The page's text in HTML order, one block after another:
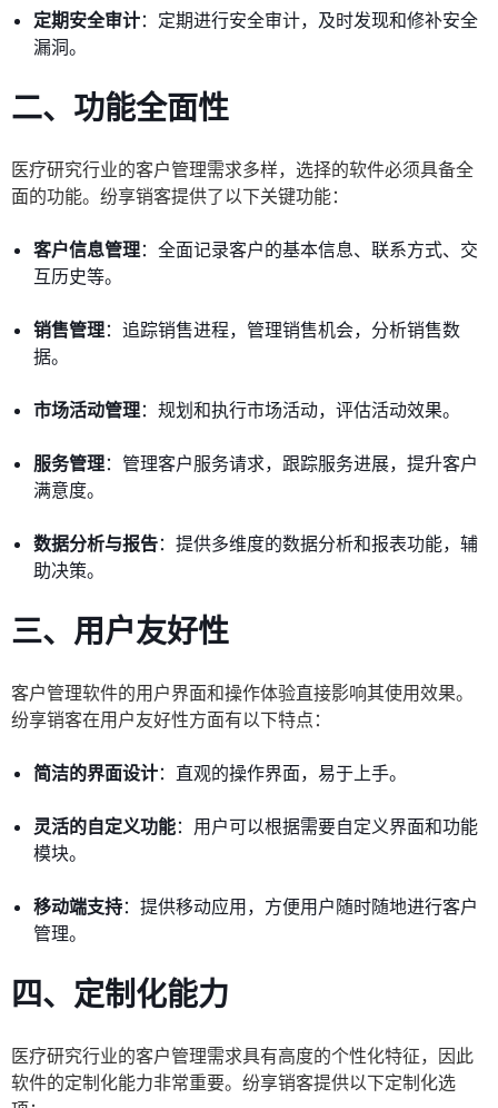
定期安全审计：定期进行安全审计，及时发现和修补安全
漏洞。
二、功能全面性
医疗研究行业的客户管理需求多样，选择的软件必须具备全
面的功能。纷享销客提供了以下关键功能：
客户信息管理：全面记录客户的基本信息、联系方式、交
互历史等。
销售管理：追踪销售进程，管理销售机会，分析销售数
据。
市场活动管理：规划和执行市场活动，评估活动效果。
服务管理：管理客户服务请求，跟踪服务进展，提升客户
满意度。
数据分析与报告：提供多维度的数据分析和报表功能，辅
助决策。
三、用户友好性
客户管理软件的用户界面和操作体验直接影响其使用效果。
纷享销客在用户友好性方面有以下特点：
简洁的界面设计：直观的操作界面，易于上手。
灵活的自定义功能：用户可以根据需要自定义界面和功能
模块。
移动端支持：提供移动应用，方便用户随时随地进行客户
管理。
四、定制化能力
医疗研究行业的客户管理需求具有高度的个性化特征，因此
软件的定制化能力非常重要。纷享销客提供以下定制化选